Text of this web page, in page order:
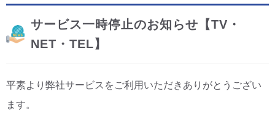
サービス一時停止のお知らせ【TV・
NET・TEL】
平素より弊社サービスをご利用いただきありがとうござい
ます。
サービスエリア
CM・広告掲載